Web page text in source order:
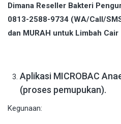
Dimana Reseller Bakteri
0813-2588-9734 (WA/Call/
dan MURAH untuk Limbah Cair
Aplikasi MICROBAC
(proses pemupukan).
Kegunaan: